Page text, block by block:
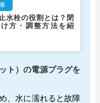
水栓の役割とは？閉
方・調整方法を紹
ト）の電源プラグを
、水に濡れると故障